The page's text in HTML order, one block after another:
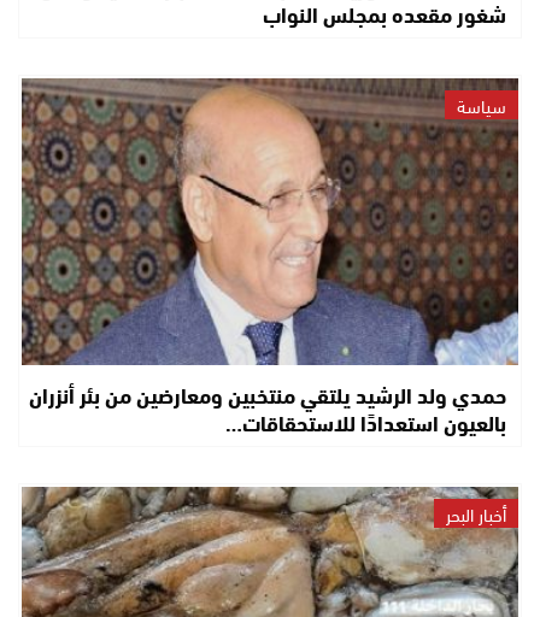
شغور مقعده بمجلس النواب
سياسة
حمدي ولد الرشيد يلتقي منتخبين ومعارضين من بئر أنزران
بالعيون استعدادًا للاستحقاقات…
أخبار البحر